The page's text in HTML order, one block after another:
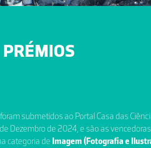
PRÉMIOS
submetidos ao Portal Casa das
Dezembro de 2024, e são as
categoria de Imagem (Fotografia e